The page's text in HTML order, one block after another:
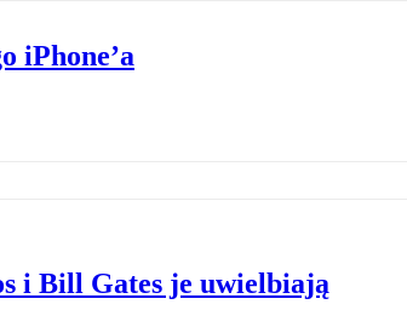
iPhone’a
i Bill Gates je uwielbiają